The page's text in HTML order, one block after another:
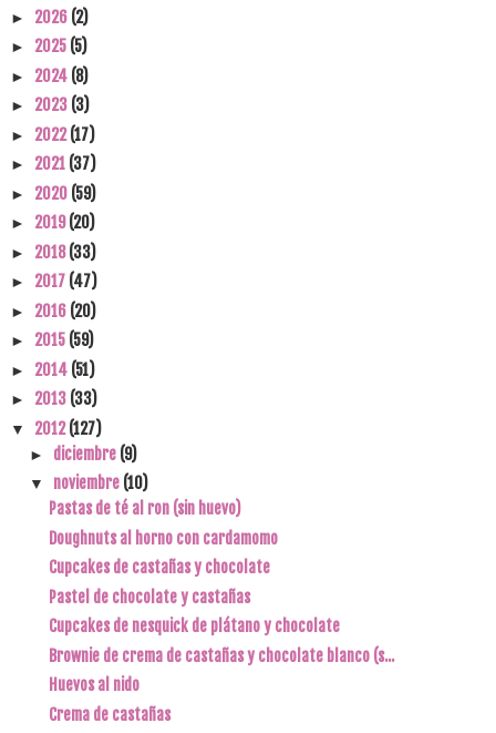
► 2026 (2)
► 2025 (5)
► 2024 (8)
► 2023 (3)
► 2022(17)
► 2021 (37)
► 2020 (59)
► 2019(20)
► 2018(33)
► 2017 (47)
► 2016 (20)
► 2015 (59)
► 2014 (51)
► 2013 (33)
▼ 2012(127)
► diciembre (9)
▼ noviembre (10)
Pastas de té al ron (sin huevo)
Doughnuts al horno con cardamomo
Cupcakes de castañas y chocolate
Pastel de chocolate y castañas
Cupcakes de nesquick de plátano y chocolate
Brownie de crema de castañas y chocolate blanco (s...
Huevos al nido
Crema de castañas